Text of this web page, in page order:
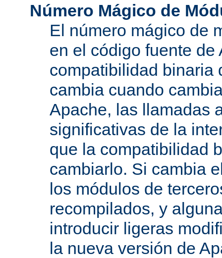
Número Mágico de
El número mágico de
en el código fuente
compatibilidad binaria
cambia cuando
Apache, las llamadas
significativas de la
que la compatibilidad
cambiarlo. Si cambia
los módulos de
recompilados, y
introducir ligeras
la nueva versión de